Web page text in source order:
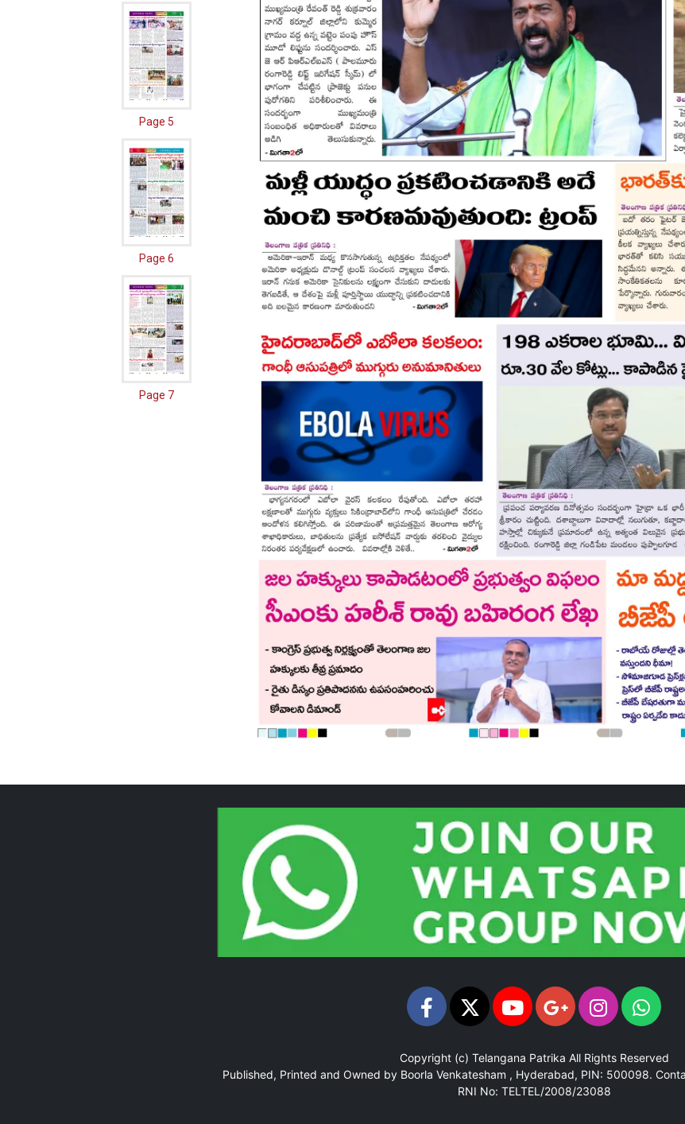
Page 5
Page 6
Page 7
Copyright (c) Telangana Patrika All Rights Reserved
Published, Printed and Owned by Boorla Venkatesham , Hyderabad, PIN: 500098.
RNI No: TELTEL/2008/23088